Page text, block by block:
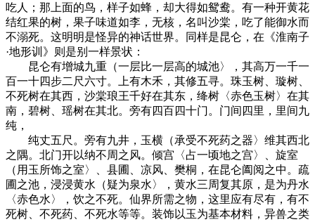
吃人；那上面的鸟，样子如蜂，却大得如鸳鸯。有一种开黄花
结红果的树，果子味道如李，无核，名叫沙棠，吃了能御水而
不溺死。这明明是怪异的神话世界。同样是昆仑，在《淮南子
·地形训》则是别一样景状：
昆仑有增城九重（一层比一层高的城池〉，其高万一千一
百一十四步二尺六寸。上有木禾，其修五寻。珠玉树、璇树、
不死树在其西，沙棠琅王千好在其东，绛树〈赤色玉树〉在其
南，碧树、瑶树在其北。旁有四百四十门。门间四里，里间九
纯，
纯丈五尺。旁有九井，玉横（承受不死药之器〉维其西北
之隅。北门开以纳不周之风。倾宫〈占一顷地之宫〉、旋室
（用玉所饰之室〉、县圃、凉风、樊桐，在昆仑阖阅之中。疏
圃之池，浸浸黄水（疑为泉水〉，黄水三周复其原，是为丹水
〈赤色水〉，饮之不死。仙界所需之物，这里应有尽有，有不
死树、不死药、不死水等等。装饰以玉为基本材料，异兽之类